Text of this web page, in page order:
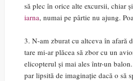
să plec în orice alte excursii, chiar
iarna, numai pe pârtie nu ajung.
3. N-am zburat cu altceva în afară
tare mi-ar plăcea să zbor cu un
elicopterul și mai ales într-un
par lipsită de imaginație dacă o să